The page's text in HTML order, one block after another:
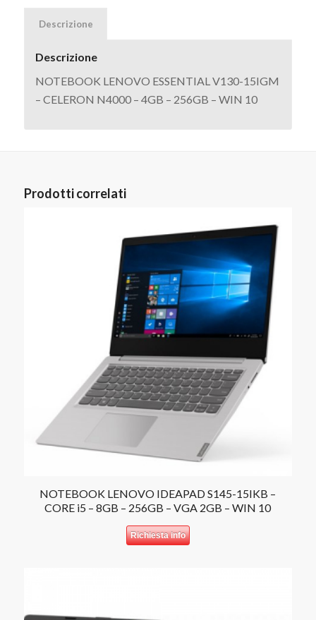
Descrizione
Descrizione
NOTEBOOK LENOVO ESSENTIAL V130-15IGM
– CELERON N4000 – 4GB – 256GB – WIN 10
Prodotti correlati
NOTEBOOK LENOVO IDEAPAD S145-15IKB –
CORE i5 – 8GB – 256GB – VGA 2GB – WIN 10
Richiesta info